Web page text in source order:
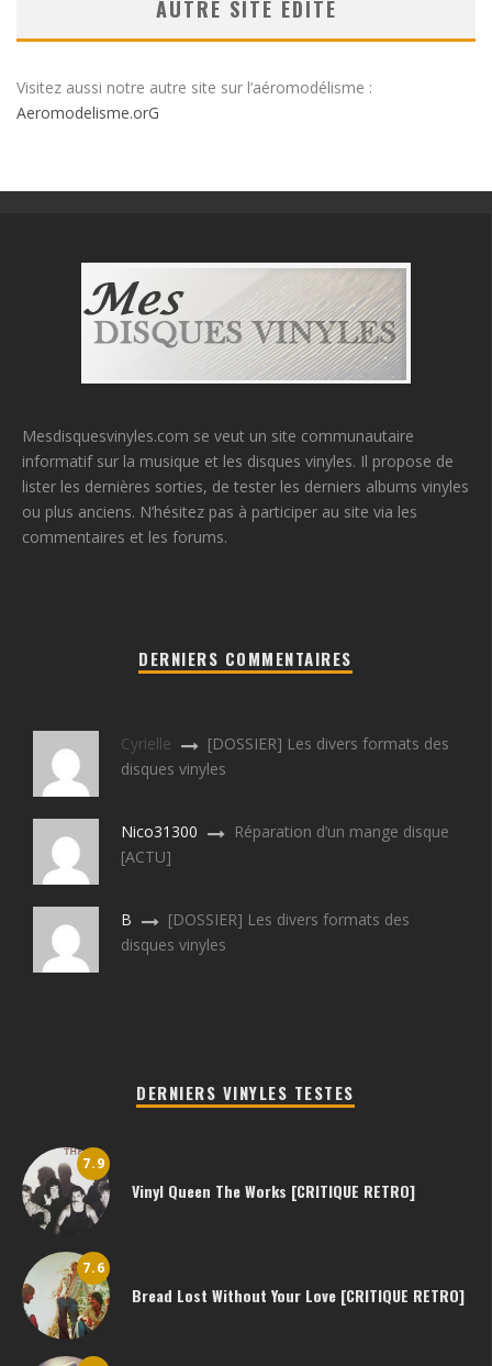
AUTRE SITE ÉDITÉ
Visitez aussi notre autre site sur l’aéromodélisme :
Aeromodelisme.orG
Mesdisquesvinyles.com se veut un site communautaire
informatif sur la musique et les disques vinyles. Il propose de
lister les dernières sorties, de tester les derniers albums vinyles
ou plus anciens. N’hésitez pas à participer au site via les
commentaires et les forums.
DERNIERS COMMENTAIRES
Cyrielle
[DOSSIER] Les divers formats des
disques vinyles
Nico31300
Réparation d’un mange disque
[ACTU]
B
[DOSSIER] Les divers formats des
disques vinyles
DERNIERS VINYLES TESTES
7.9
Vinyl Queen The Works [CRITIQUE RETRO]
7.6
Bread Lost Without Your Love [CRITIQUE RETRO]